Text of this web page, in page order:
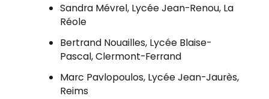
Sandra Mévrel, Lycée Jean-Renou, La
Réole
Bertrand Nouailles, Lycée Blaise-
Pascal, Clermont-Ferrand
Marc Pavlopoulos, Lycée Jean-Jaurès,
Reims